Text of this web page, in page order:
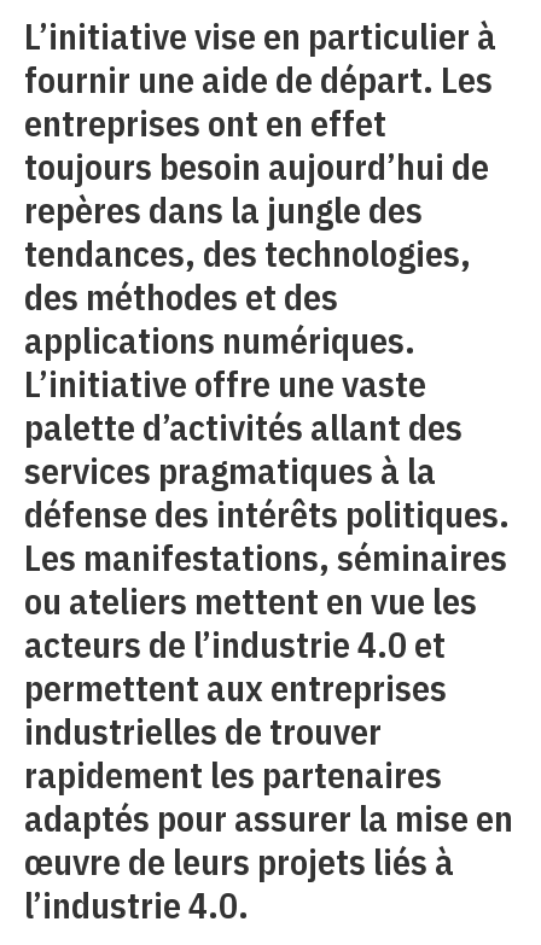
L’initiative vise en particulier à
fournir une aide de départ. Les
entreprises ont en effet
toujours besoin aujourd’hui de
repères dans la jungle des
tendances, des technologies,
des méthodes et des
applications numériques.
L’initiative offre une vaste
palette d’activités allant des
services pragmatiques à la
défense des intérêts politiques.
Les manifestations, séminaires
ou ateliers mettent en vue les
acteurs de l’industrie 4.0 et
permettent aux entreprises
industrielles de trouver
rapidement les partenaires
adaptés pour assurer la mise en
œuvre de leurs projets liés à
l’industrie 4.0.